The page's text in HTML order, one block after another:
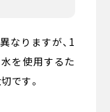
なりますが、1
を使用するた
です。